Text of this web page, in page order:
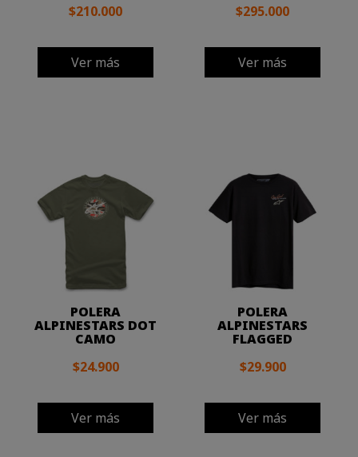
$210.000
Ver más
$295.000
Ver más
POLERA
ALPINESTARS DOT
CAMO
$24.900
Ver más
POLERA
ALPINESTARS
FLAGGED
$29.900
Ver más